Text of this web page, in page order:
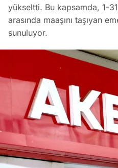
yükseltti. Bu kapsamda, 1-
arasında maaşını taşıyan
sunuluyor.